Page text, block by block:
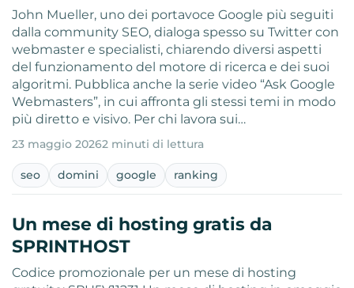
John Mueller, uno dei portavoce Google più seguiti
dalla community SEO, dialoga spesso su Twitter con
webmaster e specialisti, chiarendo diversi aspetti
del funzionamento del motore di ricerca e dei suoi
algoritmi. Pubblica anche la serie video “Ask Google
Webmasters”, in cui affronta gli stessi temi in modo
più diretto e visivo. Per chi lavora sui…
23 maggio 20262 minuti di lettura
seo domini google ranking
Un mese di hosting gratis da
SPRINTHOST
Codice promozionale per un mese di hosting